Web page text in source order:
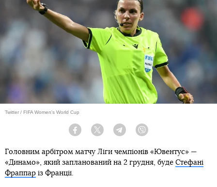
Twitter / FIFA Women's World Cup
Facebook Twitter Telegram
Головним арбітром матчу Ліги чемпіонів «Ювентус» —
«Динамо», який запланований на 2 грудня, буде Стефані
Фраппар із Франції.